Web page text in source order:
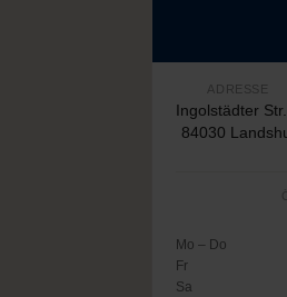
ADRESSE
Ingolstädter
84030
Mo – Do
Fr
Sa